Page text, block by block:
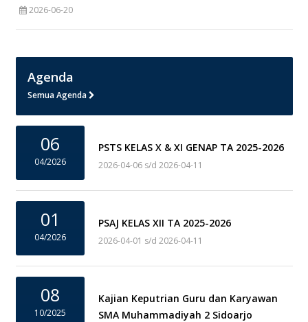
2026-06-20
Agenda
Semua Agenda
06
04/2026
PSTS KELAS X & XI GENAP TA 2025-2026
2026-04-06 s/d 2026-04-11
01
04/2026
PSAJ KELAS XII TA 2025-2026
2026-04-01 s/d 2026-04-11
08
10/2025
Kajian Keputrian Guru dan Karyawan
SMA Muhammadiyah 2 Sidoarjo